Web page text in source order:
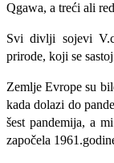
Qgawa, a treći ali
Svi divlji sojevi
prirode, koji se
Zemlje Evrope su
kada dolazi do
šest pandemija, a
započela